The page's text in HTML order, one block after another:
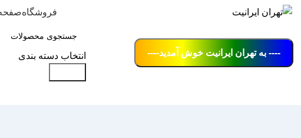
فروشگاه
---- به تهران ایرانیت خوش آمدید----
انتخاب دسته بندی